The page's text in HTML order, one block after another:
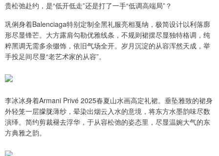
贵松弛赴约，是“低开低走”还是打了一手“低调高端局”？
巩俐身着Balenciaga特别定制全黑礼服亮相戛纳，极简设计以利落廓
形尽显锋芒。大方露肩勾勒优雅线条，不规则裙摆尽显独特格调，纯
粹黑调无需多余缀饰，依旧气场全开。岁月沉淀的从容浑然天成，举
手投足间尽显“老艺术家的从容”。
李冰冰身着Armani Privé 2025春夏山水画高定礼裙。垂坠雅致的裙身
外轻笼一层朦胧薄纱，晕染出烟云入水的意境，将东方水墨韵味尽数
演绎。简约剪裁褪去浮华，于从容松弛的姿态里，尽显温婉大气的东
方典雅之韵。